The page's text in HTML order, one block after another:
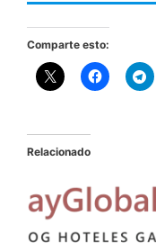
Comparte esto:
Relacionado